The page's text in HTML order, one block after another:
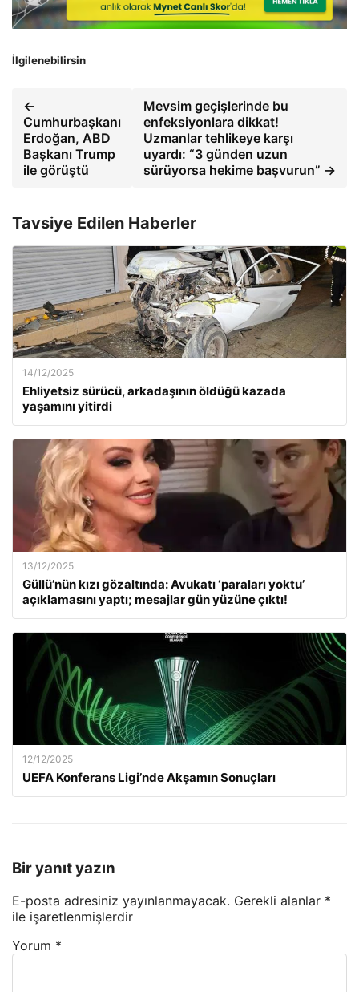
İlgilenebilirsin
←
Cumhurbaşkanı
Erdoğan, ABD
Başkanı Trump
ile görüştü
Mevsim geçişlerinde bu
enfeksiyonlara dikkat!
Uzmanlar tehlikeye karşı
uyardı: “3 günden uzun
sürüyorsa hekime başvurun” →
Tavsiye Edilen Haberler
14/12/2025
Ehliyetsiz sürücü, arkadaşının öldüğü kazada
yaşamını yitirdi
13/12/2025
Güllü’nün kızı gözaltında: Avukatı ‘paraları yoktu’
açıklamasını yaptı; mesajlar gün yüzüne çıktı!
12/12/2025
UEFA Konferans Ligi’nde Akşamın Sonuçları
Bir yanıt yazın
E-posta adresiniz yayınlanmayacak. Gerekli alanlar *
ile işaretlenmişlerdir
Yorum *